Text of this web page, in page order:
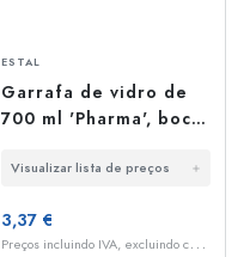
ESTAL
Garrafa de vidro de
700 ml 'Pharma', boca:
Visualizar lista de preços
3,37 €
P
reços incluindo IVA, excluindo custos de envio